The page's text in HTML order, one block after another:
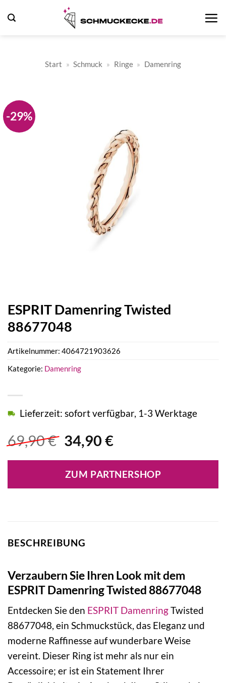
Inhalt
Start » Schmuck » Ringe » Damenring
-29%
ESPRIT Damenring Twisted
88677048
69,90€ Ursprünglicher
war:
69,90 €
34,90 €Aktueller
ist:
34,90 €.
Lieferzeit: sofort verfügbar, 1-3 Werktage
ZUM PARTNERSHOP
Artikelnummer: 4064721903626
Kategorie: Damenring
BESCHREIBUNG
Verzaubern Sie Ihren Look mit dem
ESPRIT Damenring Twisted 88677048
Entdecken Sie den ESPRIT DamenringTwisted
88677048, ein Schmuckstück, das Eleganz und
moderne Raffinesse auf wunderbare Weise
vereint. Dieser Ring ist mehr als nur ein
Accessoire; er ist ein Statement Ihrer